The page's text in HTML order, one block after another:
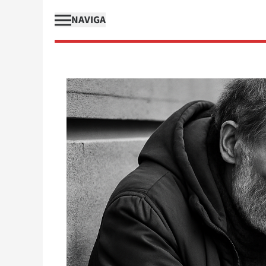
NAVIGA